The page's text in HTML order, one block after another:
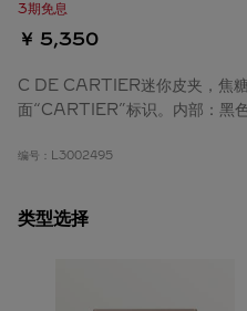
3期免息
￥ 5,350
C DE CARTIER迷你皮夹，焦
面“CARTIER”标识。内部：黑
编号： L3002495
类型选择